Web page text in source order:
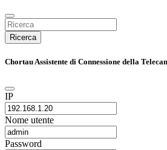
Ricerca
Chortau Assistente di Connessione della
IP
Nome utente
Password